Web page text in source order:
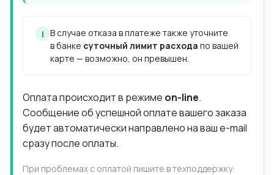
i В случае отказа в платеже также уточните
в банке суточный лимит расхода по вашей
карте — возможно, он превышен.
Оплата происходит в режиме on-line.
Сообщение об успешной оплате вашего заказа
будет автоматически направлено на ваш e-mail
сразу после оплаты.
При проблемах с оплатой пишите в техподдержку: